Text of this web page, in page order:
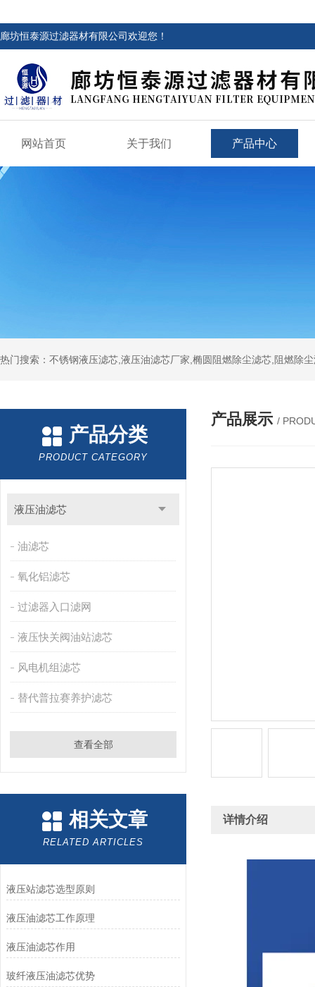
廊坊恒泰源过滤器材有限公司欢迎您！
网站首页 关于我们 产品中心
热门搜索：不锈钢液压滤芯,液压油滤芯厂家,椭圆阻燃除尘滤芯,阻燃除
产品分类
PRODUCT CATEGORY
液压油滤芯
油滤芯
氧化铝滤芯
过滤器入口滤网
液压快关阀油站滤芯
风电机组滤芯
替代普拉赛养护滤芯
查看全部
相关文章
RELATED ARTICLES
液压站滤芯选型原则
液压油滤芯工作原理
液压油滤芯作用
玻纤液压油滤芯优势
产品展示 /
详情介绍